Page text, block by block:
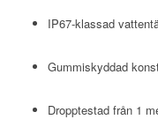
IP67-klassad
Gummiskyddad
Dropptestad från 1